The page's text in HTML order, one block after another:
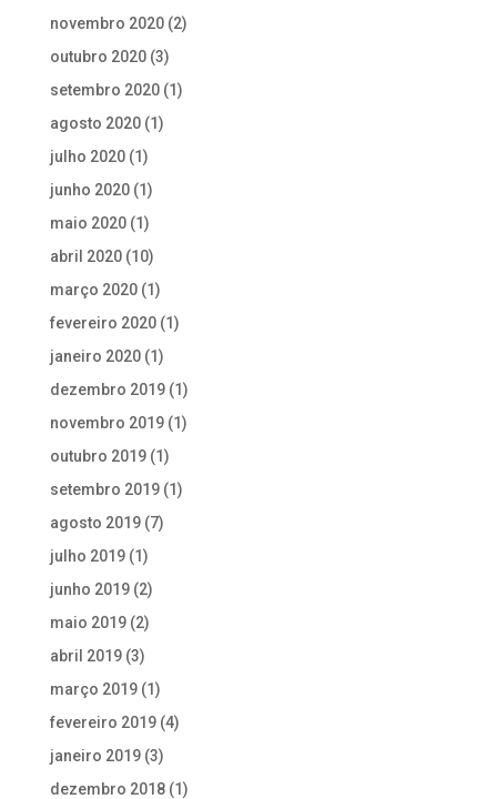
novembro 2020(2)
outubro 2020(3)
setembro 2020(1)
agosto 2020(1)
julho 2020(1)
junho 2020(1)
maio 2020(1)
abril 2020(10)
março 2020(1)
fevereiro 2020(1)
janeiro 2020(1)
dezembro 2019(1)
novembro 2019(1)
outubro 2019(1)
setembro 2019(1)
agosto 2019(7)
julho 2019(1)
junho 2019(2)
maio 2019(2)
abril 2019(3)
março 2019(1)
fevereiro 2019(4)
janeiro 2019(3)
dezembro 2018(1)